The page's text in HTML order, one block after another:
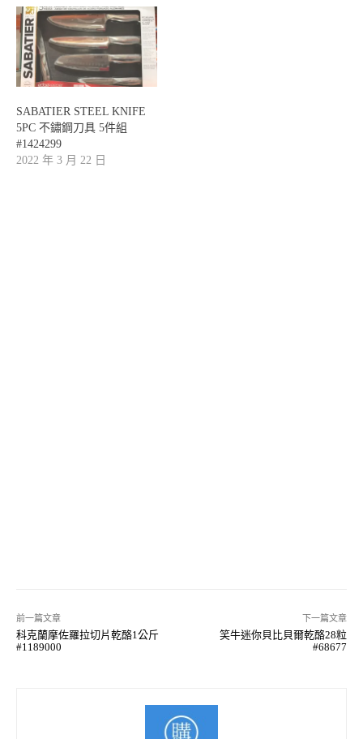
SABATIER STEEL KNIFE
5PC 不鏽鋼刀具 5件組
#1424299
2022 年 3 月 22 日
前一篇文章
科克蘭摩佐羅拉切片乾酪1公斤
#1189000
下一篇文章
笑牛迷你貝比貝爾乾酪28粒
#68677